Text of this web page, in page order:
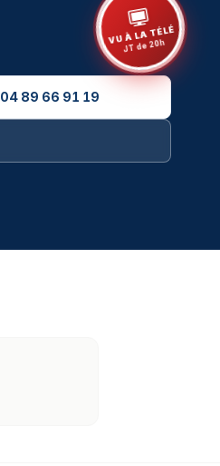
04 89 66 91 19
VU À LA TÉLÉ
JT de 20h